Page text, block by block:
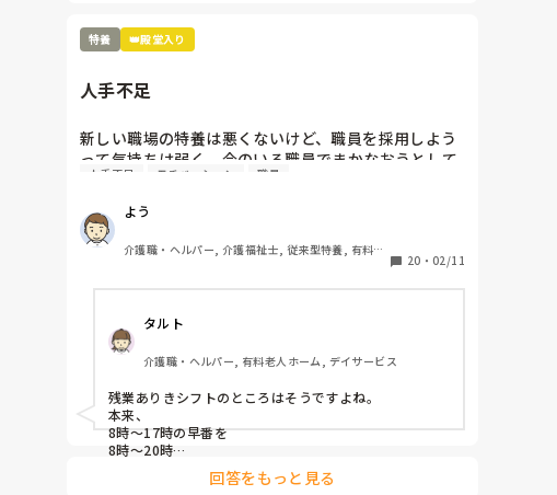
を決めても、話してもちゃんとやってくれない、、、
こんな施設いるだけ時間の無駄だ。
特養 👑殿堂入り
人手不足
新しい職場の特養は悪くないけど、職員を採用しよう
って気持ちは弱く、今のいる職員でまかなおうとして
いる…
員を採用しようという気持ちがあった…
これじゃ、現有戦力、職員が更に潰れるよ…
人手不足 モチベーション 職員
よう
介護職・ヘルパー, 介護福祉士, 従来型特養, 有料老
20 ・ 02/11
タルト
介護職・ヘルパー, 有料老人ホーム, デイサービス
残業ありきシフトのところはそうですよね。
本来、
8時〜17時の早番を
8時〜20時
22時〜8時のショート夜勤を
20時〜9時半や10時… 回答をもっと見る